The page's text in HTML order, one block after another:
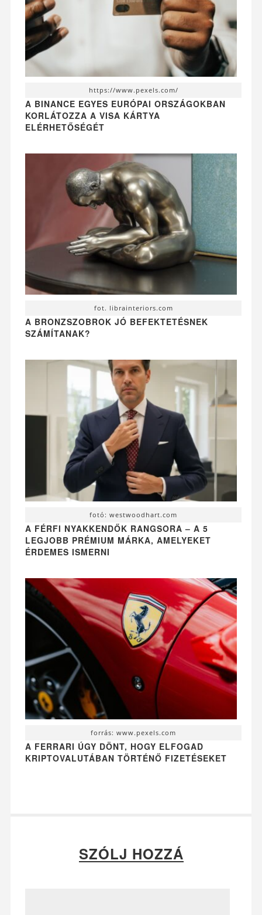
https://www.pexels.com/
A BINANCE EGYES EURÓPAI ORSZÁGOKBAN
KORLÁTOZZA A VISA KÁRTYA
ELÉRHETŐSÉGÉT
fot. librainteriors.com
A BRONZSZOBROK JÓ BEFEKTETÉSNEK
SZÁMÍTANAK?
fotó: westwoodhart.com
A FÉRFI NYAKKENDŐK RANGSORA – A 5
LEGJOBB PRÉMIUM MÁRKA, AMELYEKET
ÉRDEMES ISMERNI
forrás: www.pexels.com
A FERRARI ÚGY DÖNT, HOGY ELFOGAD
KRIPTOVALUTÁBAN TÖRTÉNŐ FIZETÉSEKET
SZÓLJ HOZZÁ